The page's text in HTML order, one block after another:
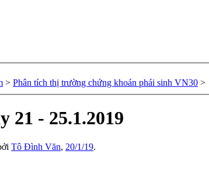
> Phân tích thị trường chứng khoán phái sinh VN30 >
- 25.1.2019
Tô Đình Văn, 20/1/19.